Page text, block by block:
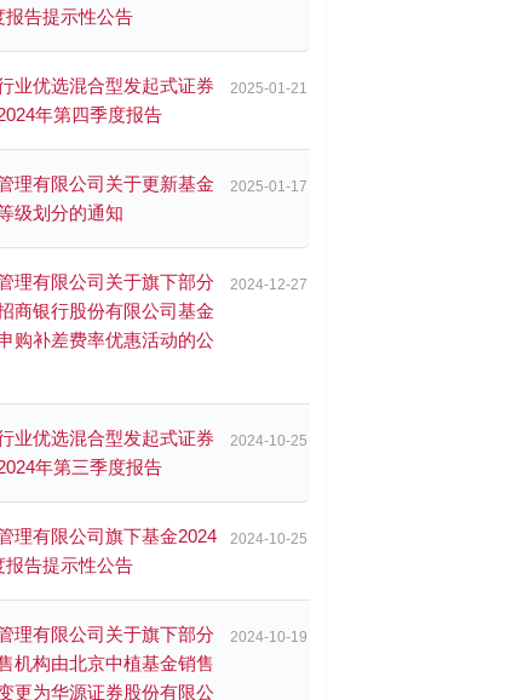
报告提示性公告
业优选混合型发起式证券
年第四季度报告
2025-01-21
理有限公司关于更新基金
级划分的通知
2025-01-17
理有限公司关于旗下部分
商银行股份有限公司基金
购补差费率优惠活动的公
2024-12-27
业优选混合型发起式证券
年第三季度报告
2024-10-25
理有限公司旗下基金2024
报告提示性公告
2024-10-25
理有限公司关于旗下部分
机构由北京中植基金销售
更为华源证券股份有限公
2024-10-19